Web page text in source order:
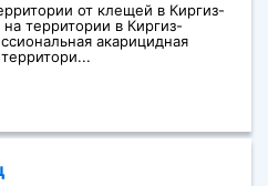
от клещей в Киргиз-
территории в Киргиз-
акарицидная